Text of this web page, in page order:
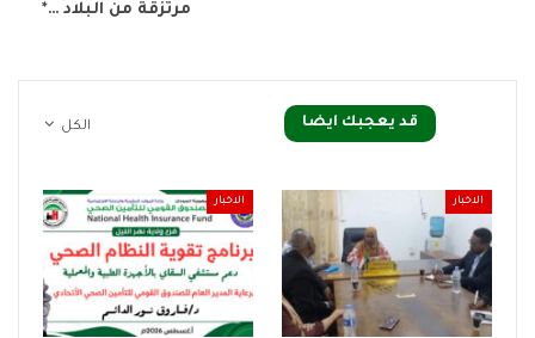
مرتزقة من البلاد …*
الكل قد يعجبك ايضا
الاخبار الاخبار